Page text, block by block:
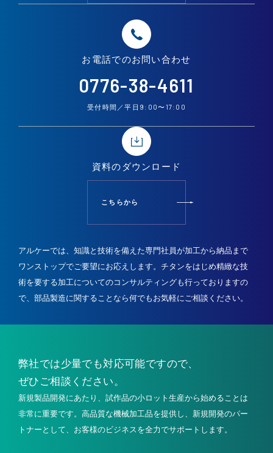
お電話でのお問い合わせ
0776-38-4611
受付時間／平日 9:00〜 17:00
資料の ダウンロード
こちらから
アルケーでは、知識と技術を備えた専門社員が加工から納品まで
ワンストップでご要望にお応えします。チタンをはじめ精緻な技
術を要する加工についてのコンサルティングも行っておりますの
で、部品製造に関することなら何でもお気軽にご相談ください。
弊社では少量でも対応可能ですので、
ぜひご相談ください。
新規製品開発にあたり、試作品の小ロット生産から始めることは
非常に重要です。高品質な機械加工品を提供し、新規開発のパー
トナーとして、お客様のビジネスを全力でサポートします。